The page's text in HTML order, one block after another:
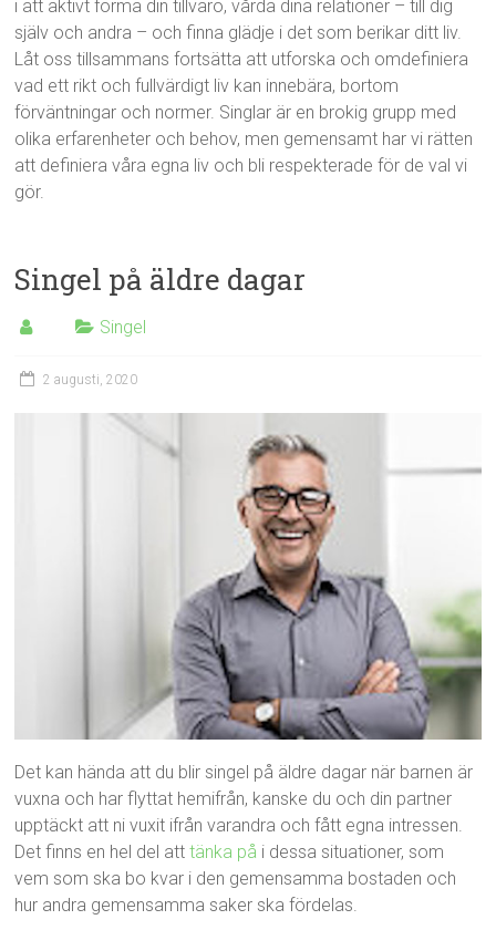
i att aktivt forma din tillvaro, vårda dina relationer – till dig
själv och andra – och finna glädje i det som berikar ditt liv.
Låt oss tillsammans fortsätta att utforska och omdefiniera
vad ett rikt och fullvärdigt liv kan innebära, bortom
förväntningar och normer. Singlar är en brokig grupp med
olika erfarenheter och behov, men gemensamt har vi rätten
att definiera våra egna liv och bli respekterade för de val vi
gör.
Singel på äldre dagar
Singel
2 augusti, 2020
Det kan hända att du blir singel på äldre dagar när barnen är
vuxna och har flyttat hemifrån, kanske du och din partner
upptäckt att ni vuxit ifrån varandra och fått egna intressen.
Det finns en hel del atttänka på i dessa situationer, som
vem som ska bo kvar i den gemensamma bostaden och
hur andra gemensamma saker ska fördelas.